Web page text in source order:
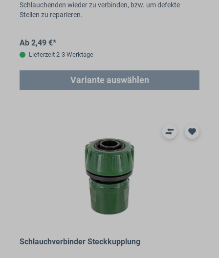
Schlauchenden wieder zu verbinden, bzw. um defekte
Stellen zu reparieren.
Ab 2,49 €*
Lieferzeit 2-3 Werktage
Variante auswählen
Schlauchverbinder Steckkupplung